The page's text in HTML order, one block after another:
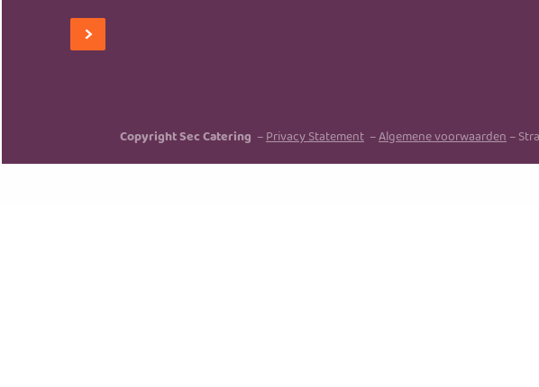
Copyright Sec Catering –Privacy Statement –Algemene voorwaarden–